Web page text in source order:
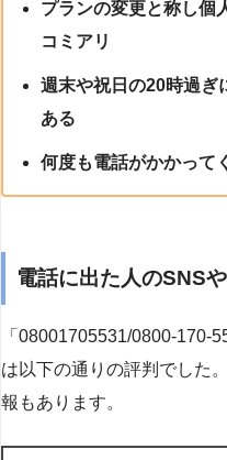
プランの変更と称し個
コミアリ
週末や祝日の20時過ぎ
ある
何度も電話がかかって
電話に出た人のSNS
「08001705531/0800-170-
は以下の通りの評判でした
報もあります。